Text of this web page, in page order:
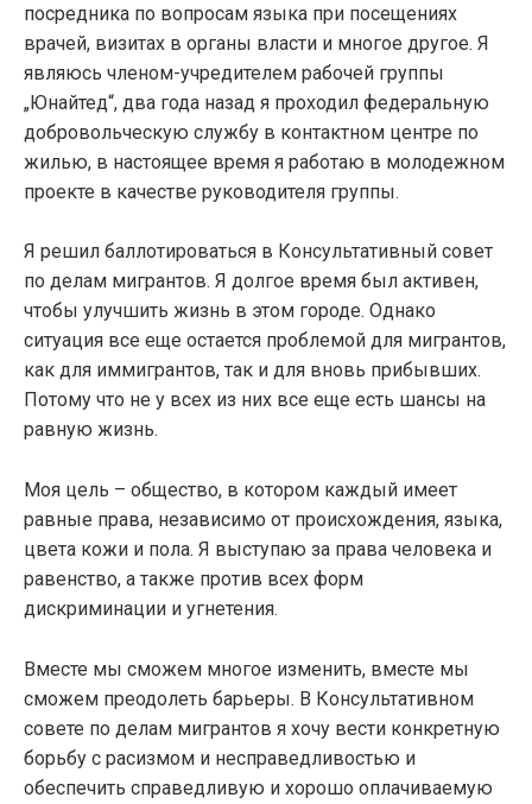
посредника по вопросам языка при посещениях
врачей, визитах в органы власти и многое другое. Я
являюсь членом-учредителем рабочей группы
„Юнайтед“, два года назад я проходил федеральную
добровольческую службу в контактном центре по
жилью, в настоящее время я работаю в молодежном
проекте в качестве руководителя группы.
Я решил баллотироваться в Консультативный совет
по делам мигрантов. Я долгое время был активен,
чтобы улучшить жизнь в этом городе. Однако
ситуация все еще остается проблемой для мигрантов,
как для иммигрантов, так и для вновь прибывших.
Потому что не у всех из них все еще есть шансы на
равную жизнь.
Моя цель – общество, в котором каждый имеет
равные права, независимо от происхождения, языка,
цвета кожи и пола. Я выступаю за права человека и
равенство, а также против всех форм
дискриминации и угнетения.
Вместе мы сможем многое изменить, вместе мы
сможем преодолеть барьеры. В Консультативном
совете по делам мигрантов я хочу вести конкретную
борьбу с расизмом и несправедливостью и
обеспечить справедливую и хорошо оплачиваемую